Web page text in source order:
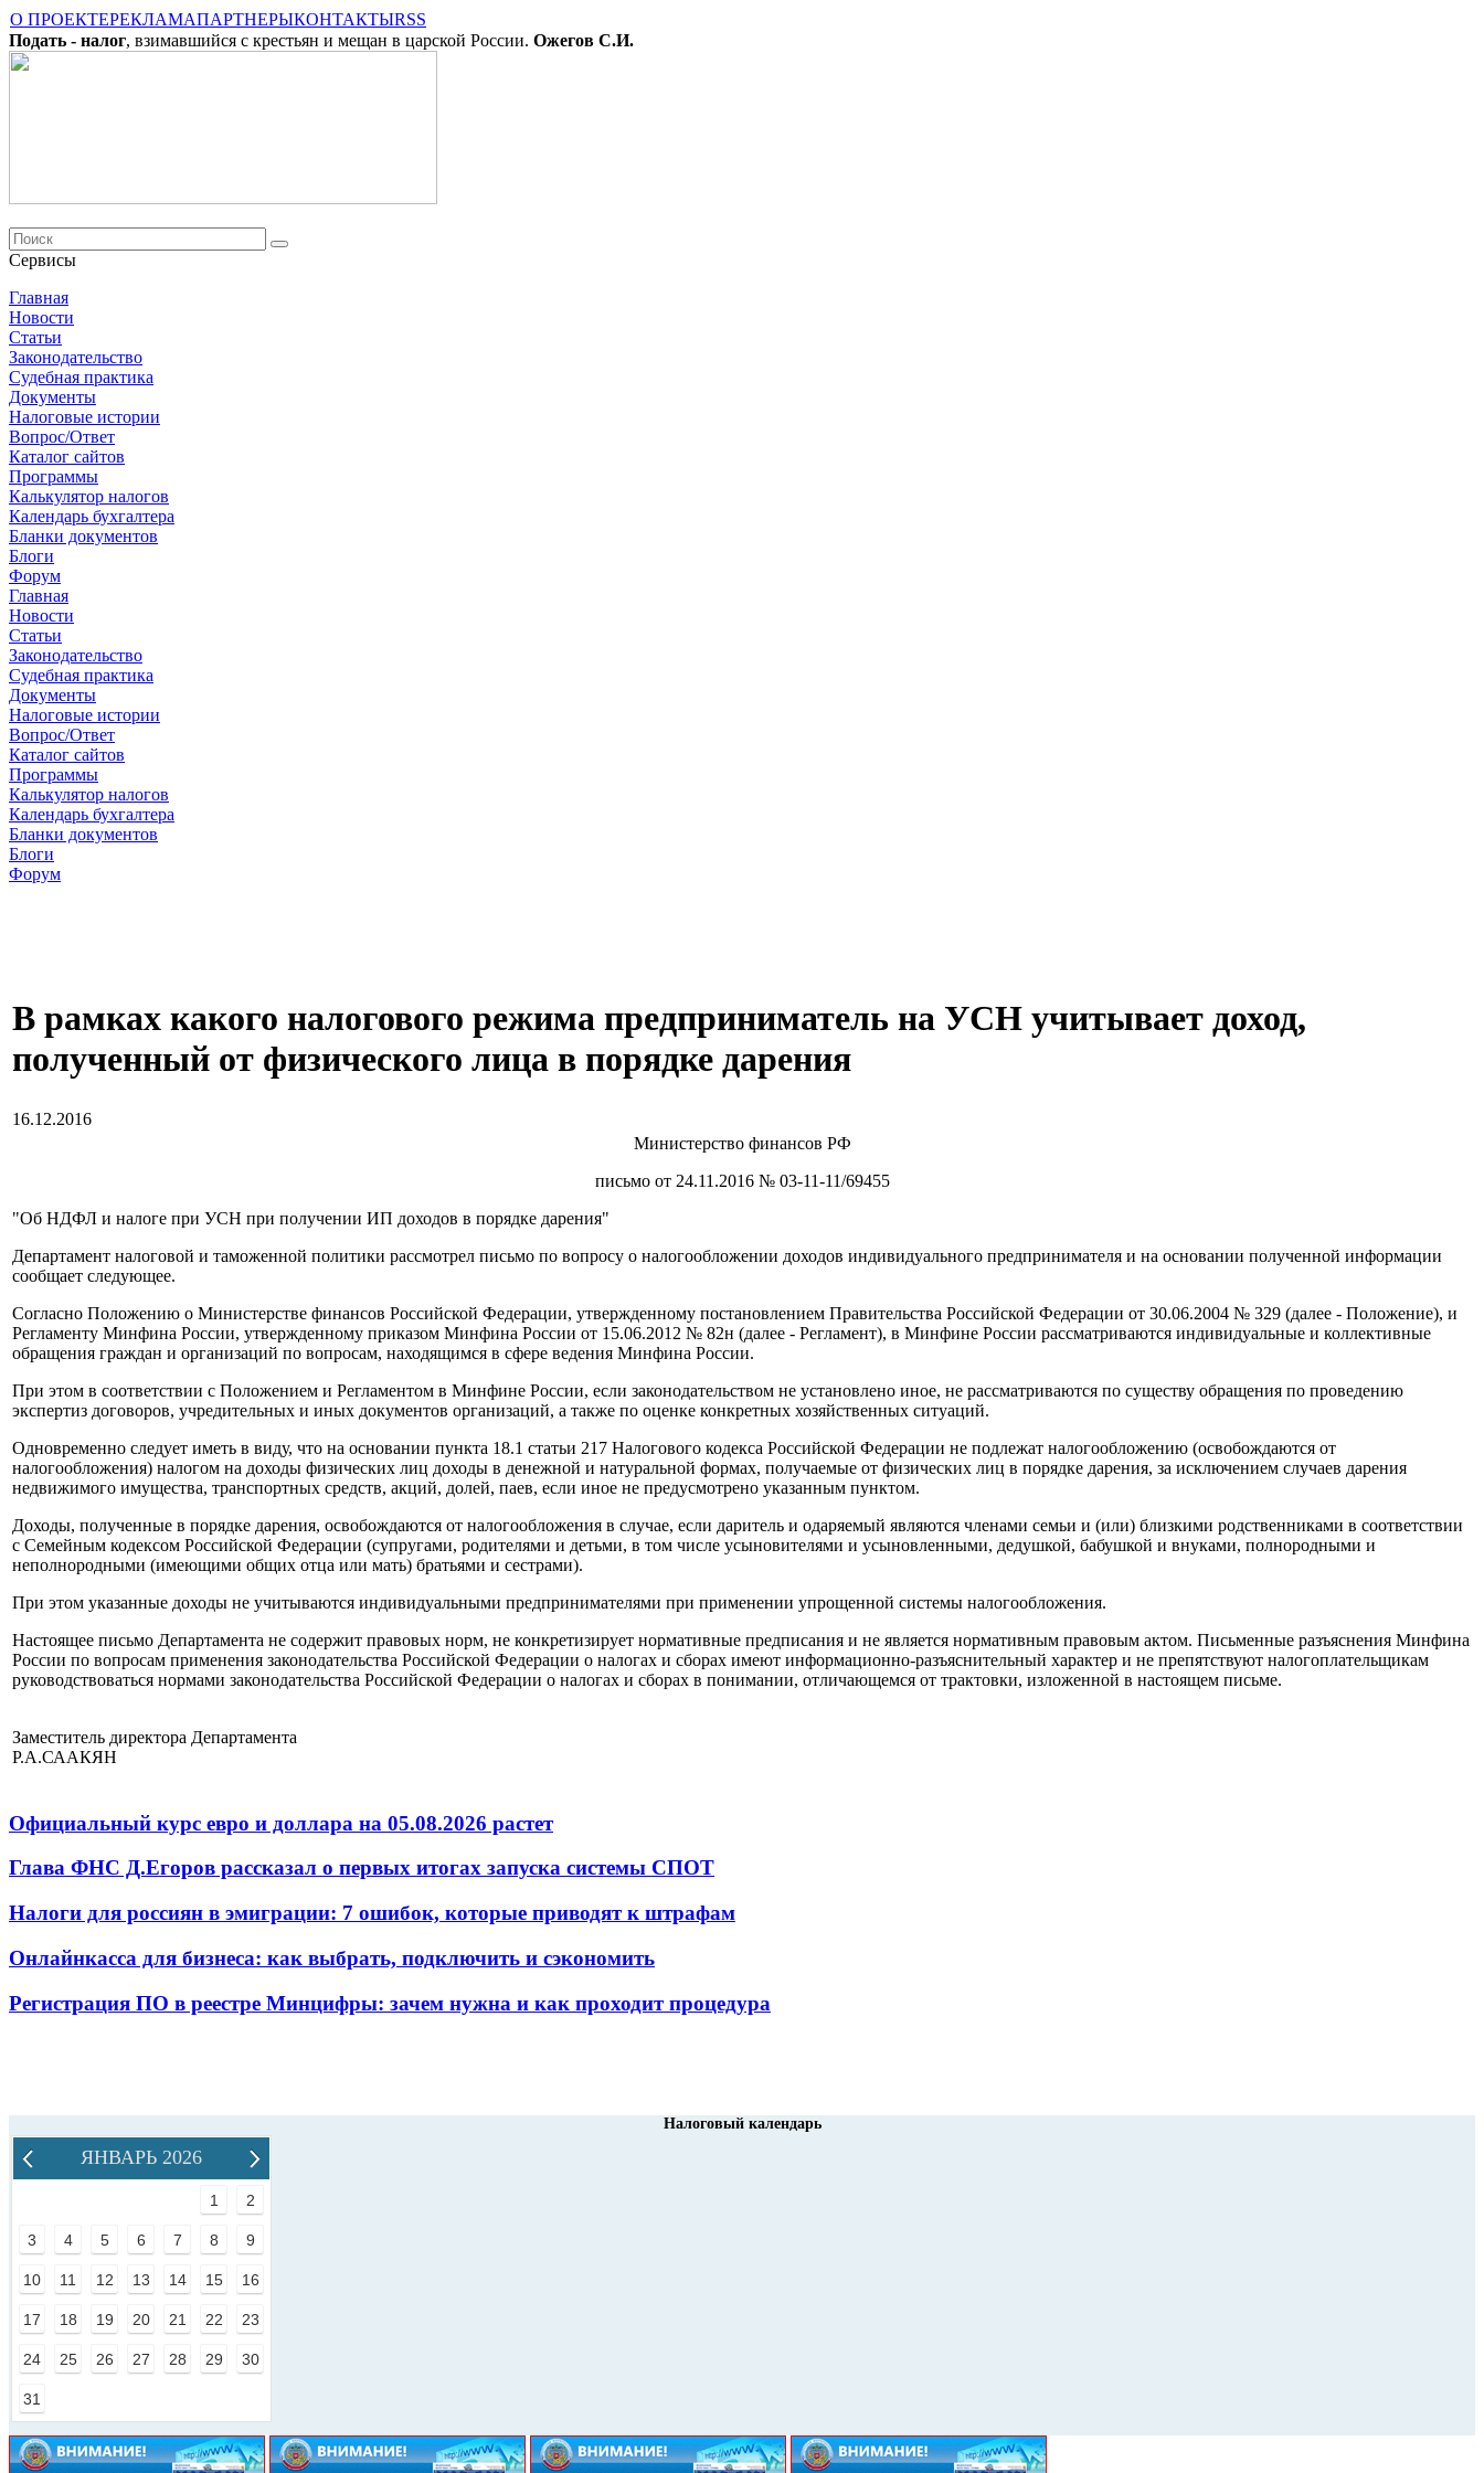
О ПРОЕКТЕРЕКЛАМАПАРТНЕРЫКОНТАКТЫRSS
Подать - налог, взимавшийся с крестьян и мещан в царской России. Ожегов С.И.
Сервисы
Главная
Новости
Cтатьи
Законодательство
Судебная практика
Документы
Налоговые истории
Вопрос/Ответ
Каталог сайтов
Программы
Калькулятор налогов
Календарь бухгалтера
Бланки документов
Блоги
Форум
Главная
Новости
Cтатьи
Законодательство
Судебная практика
Документы
Налоговые истории
Вопрос/Ответ
Каталог сайтов
Программы
Калькулятор налогов
Календарь бухгалтера
Бланки документов
Блоги
Форум
В рамках какого налогового режима предприниматель на УСН учитывает доход,
полученный от физического лица в порядке дарения
16.12.2016
Министерство финансов РФ
письмо от 24.11.2016 № 03-11-11/69455
"Об НДФЛ и налоге при УСН при получении ИП доходов в порядке дарения"
Департамент налоговой и таможенной политики рассмотрел письмо по вопросу о налогообложении доходов индивидуального предпринимателя и на основании полученной информации
сообщает следующее.
Согласно Положению о Министерстве финансов Российской Федерации, утвержденному постановлением Правительства Российской Федерации от 30.06.2004 № 329 (далее - Положение), и
Регламенту Минфина России, утвержденному приказом Минфина России от 15.06.2012 № 82н (далее - Регламент), в Минфине России рассматриваются индивидуальные и коллективные
обращения граждан и организаций по вопросам, находящимся в сфере ведения Минфина России.
При этом в соответствии с Положением и Регламентом в Минфине России, если законодательством не установлено иное, не рассматриваются по существу обращения по проведению
экспертиз договоров, учредительных и иных документов организаций, а также по оценке конкретных хозяйственных ситуаций.
Одновременно следует иметь в виду, что на основании пункта 18.1 статьи 217 Налогового кодекса Российской Федерации не подлежат налогообложению (освобождаются от
налогообложения) налогом на доходы физических лиц доходы в денежной и натуральной формах, получаемые от физических лиц в порядке дарения, за исключением случаев дарения
недвижимого имущества, транспортных средств, акций, долей, паев, если иное не предусмотрено указанным пунктом.
Доходы, полученные в порядке дарения, освобождаются от налогообложения в случае, если даритель и одаряемый являются членами семьи и (или) близкими родственниками в соответствии
с Семейным кодексом Российской Федерации (супругами, родителями и детьми, в том числе усыновителями и усыновленными, дедушкой, бабушкой и внуками, полнородными и
неполнородными (имеющими общих отца или мать) братьями и сестрами).
При этом указанные доходы не учитываются индивидуальными предпринимателями при применении упрощенной системы налогообложения.
Настоящее письмо Департамента не содержит правовых норм, не конкретизирует нормативные предписания и не является нормативным правовым актом. Письменные разъяснения Минфина
России по вопросам применения законодательства Российской Федерации о налогах и сборах имеют информационно-разъяснительный характер и не препятствуют налогоплательщикам
руководствоваться нормами законодательства Российской Федерации о налогах и сборах в понимании, отличающемся от трактовки, изложенной в настоящем письме.
Заместитель директора Департамента
Р.А.СААКЯН
Официальный курс евро и доллара на 05.08.2026 растет
Глава ФНС Д.Егоров рассказал о первых итогах запуска системы СПОТ
Налоги для россиян в эмиграции: 7 ошибок, которые приводят к штрафам
Онлайнкасса для бизнеса: как выбрать, подключить и сэкономить
Регистрация ПО в реестре Минцифры: зачем нужна и как проходит процедура
Налоговый календарь
ЯНВАРЬ 2026
1 2
3 4 5 6 7 8 9
10 11 12 13 14 15 16
17 18 19 20 21 22 23
24 25 26 27 28 29 30
31